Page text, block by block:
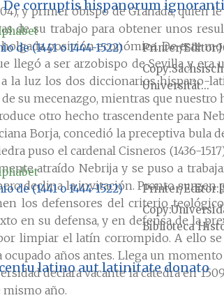
y primer obispo de Granada,
de su trabajo para obtener unos
posición económica. De este
llegó a ser arzobispo de Sevilla y
la luz los dos diccionarios hispano-
su mecenazgo, mientras que
otro hecho trascendente para
Borja, concedió la preceptiva
puso el cardenal Cisneros (1436-
atraído Nebrija y se puso a
declina la invitación. Pronto surgen
los defensores del criterio
en su defensa, y en defensa de la
limpiar el latín corrompido. A ello se
ocupado años antes. Llega un
declara vacante la cátedra en
mismo año.
De corruptis hispanorum
de (1441 o 1444-1522) Printer/Editor
Copy
Universität...
de (1441 o 1444-1522) Printer/Editor
Copy
Biblioteca
latino aut latinitate donato